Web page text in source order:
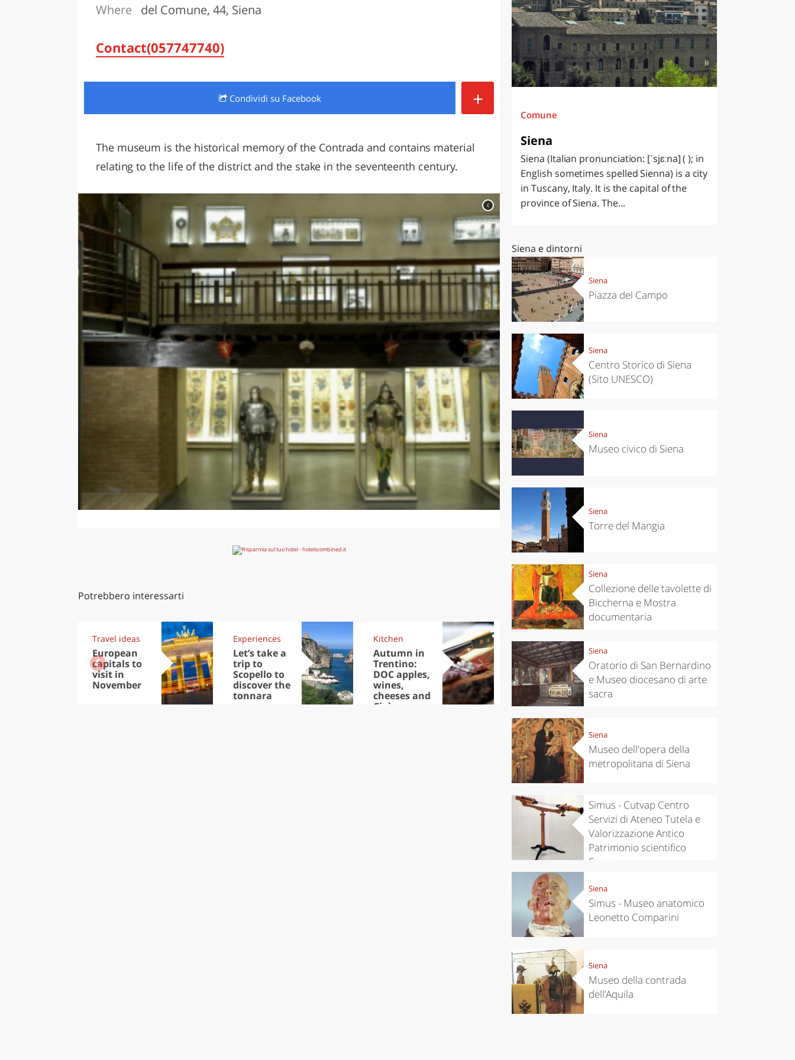
LAZIO
Where del Comune, 44, Siena
Contact(057747740)
Condividi su Facebook +
The museum is the historical memory of the Contrada and contains material
relating to the life of the district and the stake in the seventeenth century.
c
Potrebbero interessarti
Travel ideas
European
capitals to
visit in
November
Experiences
Let’s take a
trip to
Scopello to
discover the
tonnara
Kitchen
Autumn in
Trentino:
DOC apples,
wines,
cheeses and
Ciuìga
Sibari's Rice
the best rice
in Italy
Puglia by
car: the
perfect
Comune
Siena
Siena (Italian pronunciation: [ˈsjɛːna] ( ); in
English sometimes spelled Sienna) is a city
in Tuscany, Italy. It is the capital of the
province of Siena. The...
Siena e dintorni
Siena
Piazza del Campo
Siena
Centro Storico di Siena
(Sito UNESCO)
Siena
Museo civico di Siena
Siena
Torre del Mangia
Siena
Collezione delle tavolette di
Biccherna e Mostra
documentaria
Siena
Oratorio di San Bernardino
e Museo diocesano di arte
sacra
Siena
Museo dell'opera della
metropolitana di Siena
Simus - Cutvap Centro
Servizi di Ateneo Tutela e
Valorizzazione Antico
Patrimonio scientifico
Senese
Siena
Simus - Museo anatomico
Leonetto Comparini
Siena
Museo della contrada
dell’Aquila